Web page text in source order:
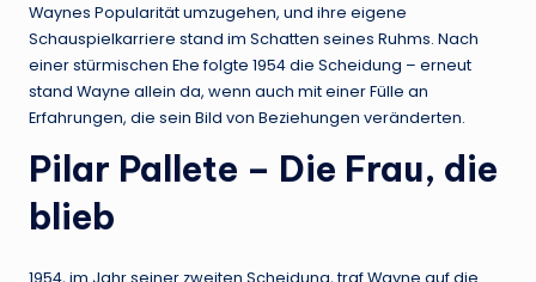
Waynes Popularität umzugehen, und ihre eigene
Schauspielkarriere stand im Schatten seines Ruhms. Nach
einer stürmischen Ehe folgte 1954 die Scheidung – erneut
stand Wayne allein da, wenn auch mit einer Fülle an
Erfahrungen, die sein Bild von Beziehungen veränderten.
Pilar Pallete – Die Frau, die
blieb
1954, im Jahr seiner zweiten Scheidung, traf Wayne auf die